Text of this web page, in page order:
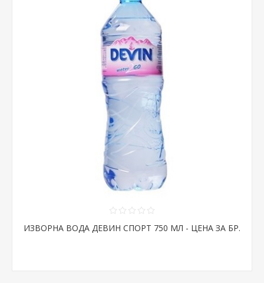
ИЗВОРНА ВОДА ДЕВИН СПОРТ 750 МЛ - ЦЕНА ЗА БР.